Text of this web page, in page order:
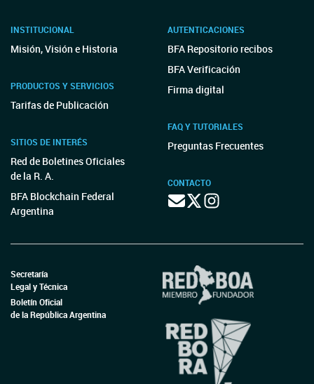
INSTITUCIONAL
Misión, Visión e Historia
PRODUCTOS Y SERVICIOS
Tarifas de Publicación
SITIOS DE INTERÉS
Red de Boletines Oficiales
de la R. A.
BFA Blockchain Federal
Argentina
AUTENTICACIONES
BFA Repositorio recibos
BFA Verificación
Firma digital
FAQ Y TUTORIALES
Preguntas Frecuentes
CONTACTO
Secretaría
Legal y Técnica
Boletín Oficial
de la República Argentina